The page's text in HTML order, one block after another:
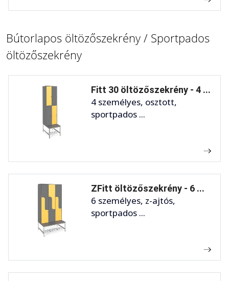
Bútorlapos öltözőszekrény / Sportpados
öltözőszekrény
Fitt 30 öltözőszekrény - 4 ...
4 személyes, osztott,
sportpados ...
ZFitt öltözőszekrény - 6 ...
6 személyes, z-ajtós,
sportpados ...